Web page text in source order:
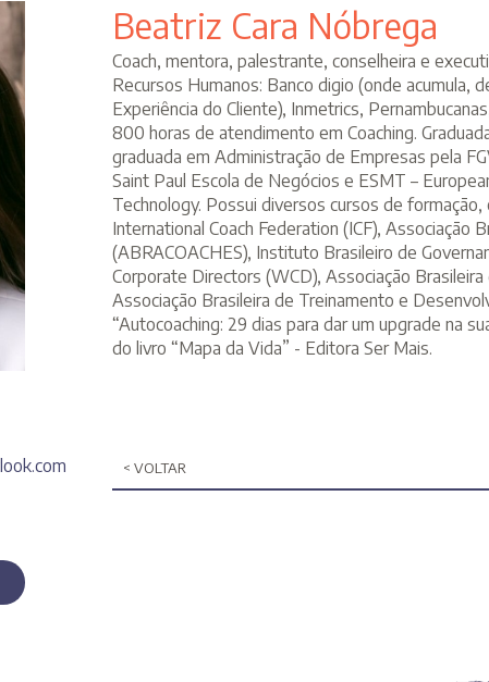
Beatriz Cara Nóbrega
Coach, mentora, palestrante, conselheira e
Recursos Humanos: Banco digio (onde acumula,
Experiência do Cliente), Inmetrics,
800 horas de atendimento em Coaching.
graduada em Administração de Empresas pela
Saint Paul Escola de Negócios e ESMT –
Technology. Possui diversos cursos de formação,
International Coach Federation (ICF), Associação
(ABRACOACHES), Instituto Brasileiro de
Corporate Directors (WCD), Associação
Associação Brasileira de Treinamento e
“Autocoaching: 29 dias para dar um upgrade na
do livro “Mapa da Vida” - Editora Ser Mais.
< VOLTAR